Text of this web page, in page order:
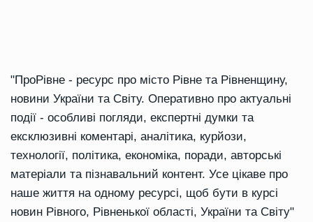
"ПроРівне - ресурс про місто Рівне та Рівненщину,
новини України та Світу. Оперативно про актуальні
події - особливі погляди, експертні думки та
ексклюзивні коментарі, аналітика, курйози,
технології, політика, економіка, поради, авторські
матеріали та пізнавальний контент. Усе цікаве про
наше життя на одному ресурсі, щоб бути в курсі
новин Рівного, Рівненької області, України та Світу"